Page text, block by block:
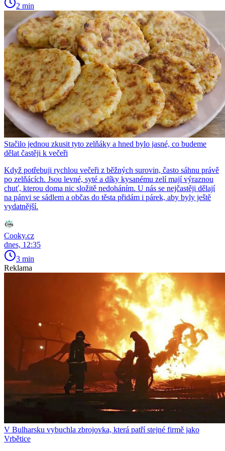
2 min
Stačilo jednou zkusit tyto zelňáky a hned bylo jasné, co budeme
dělat častěji k večeři
Když potřebuji rychlou večeři z běžných surovin, často sáhnu právě
po zelňácích. Jsou levné, syté a díky kysanému zelí mají výraznou
chuť, kterou doma nic složitě nedoháním. U nás se nejčastěji dělají
na pánvi se sádlem a občas do těsta přidám i párek, aby byly ještě
vydatnější.
Cooky.cz
dnes, 12:35
3 min
Reklama
V Bulharsku vybuchla zbrojovka, která patří stejné firmě jako
Vrbětice